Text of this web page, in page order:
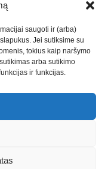
saugoti ir (arba)
Jei sutiksime su
tokius kaip naršymo
arba sutikimo
ir funkcijas.
turinio kūrimas,
valdomas
News ByAdore
-